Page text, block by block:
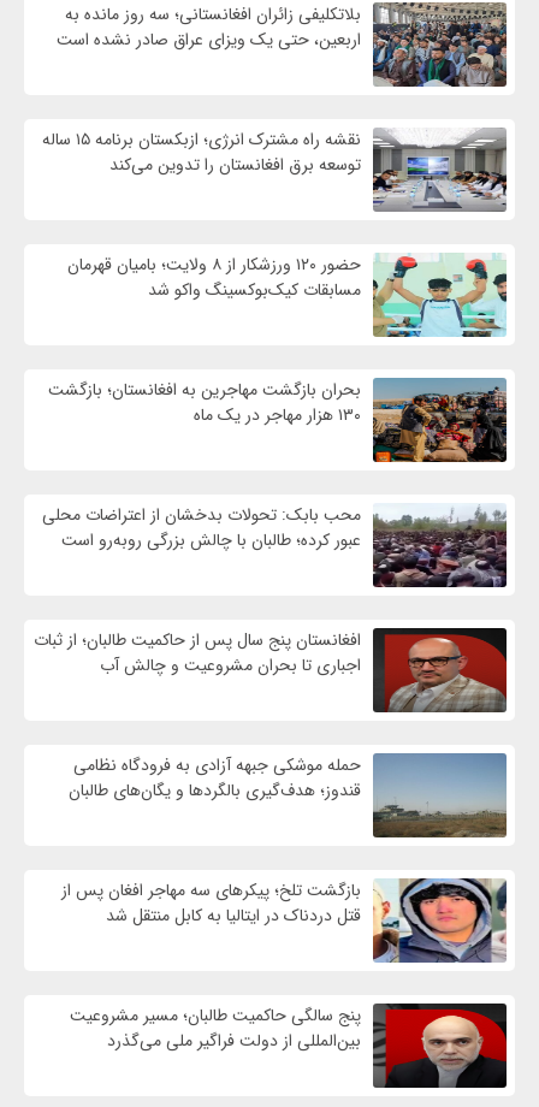
بلاتکلیفی زائران افغانستانی؛ سه روز مانده به
اربعین، حتی یک ویزای عراق صادر نشده است
نقشه راه مشترک انرژی؛ ازبکستان برنامه ۱۵ ساله
توسعه برق افغانستان را تدوین می‌کند
حضور ۱۲۰ ورزشکار از ۸ ولایت؛ بامیان قهرمان
مسابقات کیک‌بوکسینگ واکو شد
بحران بازگشت مهاجرین به افغانستان؛ بازگشت
۱۳۰ هزار مهاجر در یک ماه
محب بابک: تحولات بدخشان از اعتراضات محلی
عبور کرده؛ طالبان با چالش بزرگی روبه‌رو است
افغانستان پنج سال پس از حاکمیت طالبان؛ از ثبات
اجباری تا بحران مشروعیت و چالش آب
حمله موشکی جبهه آزادی به فرودگاه نظامی
قندوز؛ هدف‌گیری بالگردها و یگان‌های طالبان
بازگشت تلخ؛ پیکرهای سه مهاجر افغان پس از
قتل دردناک در ایتالیا به کابل منتقل شد
پنج سالگی حاکمیت طالبان؛ مسیر مشروعیت
بین‌المللی از دولت فراگیر ملی می‌گذرد